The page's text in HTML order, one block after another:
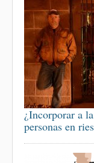
¿Incorporar a
personas en